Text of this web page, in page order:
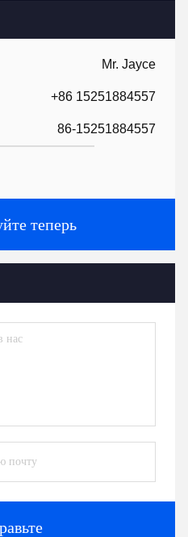
Mr. Jayce
+86 15251884557
86-15251884557
теперь